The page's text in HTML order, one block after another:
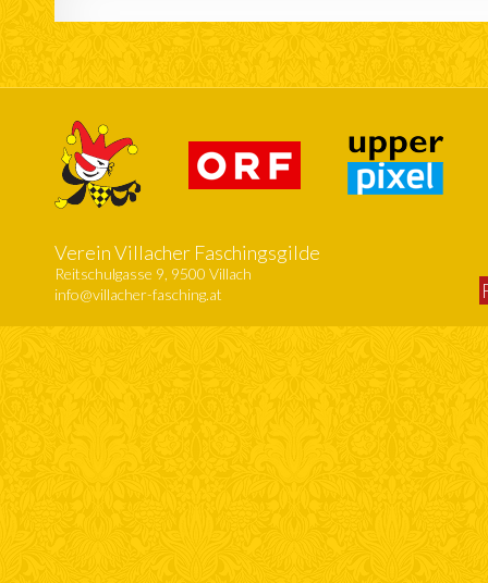
Verein Villacher Faschingsgilde
Reitschulgasse 9, 9500 Villach
info@villacher-fasching.at